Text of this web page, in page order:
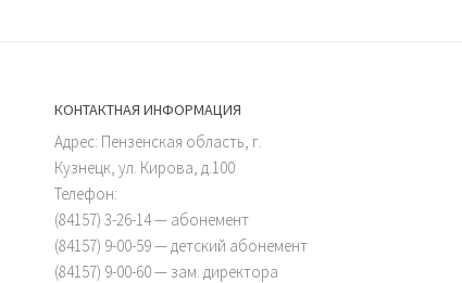
КОНТАКТНАЯ ИНФОРМАЦИЯ
Адрес: Пензенская область, г.
Кузнецк, ул. Кирова, д.100
Телефон:
(84157) 3-26-14 — абонемент
(84157) 9-00-59 — детский абонемент
(84157) 9-00-60 — зам. директора